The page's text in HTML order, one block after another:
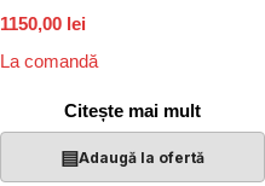
1150,00 lei
La comandă
Citește mai mult
▤Adaugă la ofertă